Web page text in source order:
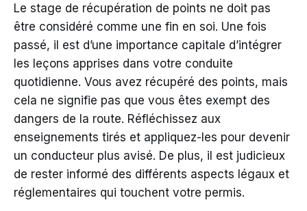
Le stage de récupération de points ne doit pas
être considéré comme une fin en soi. Une fois
passé, il est d’une importance capitale d’intégrer
les leçons apprises dans votre conduite
quotidienne. Vous avez récupéré des points, mais
cela ne signifie pas que vous êtes exempt des
dangers de la route. Réfléchissez aux
enseignements tirés et appliquez-les pour devenir
un conducteur plus avisé. De plus, il est judicieux
de rester informé des différents aspects légaux et
réglementaires qui touchent votre permis.